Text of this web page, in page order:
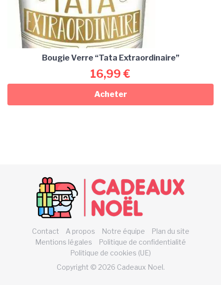
Bougie Verre “Tata Extraordinaire”
16,99 €
Acheter
Contact A propos Notre équipe
Plan du site
Mentions légales
Politique de confidentialité
Politique de cookies (UE)
Copyright © 2026 Cadeaux Noel.